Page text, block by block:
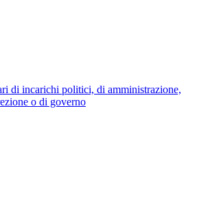
di incarichi politici, di amministrazione,
o di governo